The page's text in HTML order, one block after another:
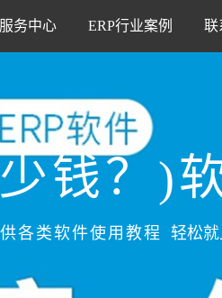
服务中心 ERP行业案例 联
钱？)
各类软件使用教程 轻松